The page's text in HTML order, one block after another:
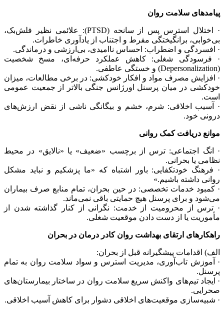
پیامدهای سلامت روان
· اختلال استرس پس از سانحه (PTSD): علائمی نظیر فلش‌بک،
بی‌خوابی، برانگیختگی مفرط و اجتناب از یادآوری خاطرات.
· افسردگی و اضطراب: احساس ناامیدی، بی‌ارزشی و درماندگی.
· فرسودگی شغلی: کاهش عملکرد حرفه‌ای، مسخ شخصیت
(Depersonalization) و خستگی عاطفی.
· افزایش مصرف مواد و افکار خودکشی: در برخی مطالعات، میزان
خودکشی در میان پرسنل اورژانس جنگی بالاتر از جمعیت عمومی
است.
· آسیب اخلاقی: شرم، خشم و بیگانگی ناشی از نقض ارزش‌های
درونی خود.
موانع دریافت کمک روانی
· انگ اجتماعی: ترس از برچسب «ضعیف» یا «نالایق» در محیط
نظامی یا بحرانی.
· فرهنگ خودتکفایی: باور اشتباه که «ما پزشکیم و نباید مشکل
روانی داشته باشیم.»
· کمبود خدمات تخصصی: در حین بحران، تمام منابع صرف بیماران
می‌شود و برای پرسنل هیچ حمایتی باقی نمی‌ماند.
· ترس از محرومیت از خدمت: نگرانی از کنار گذاشته شدن از
مأموریت یا از دست دادن موقعیت شغلی.
راهکارهای ارتقای بهداشت روان کادر درمان در بحران
الف) اقدامات پیشگیرانه قبل از بحران:
· آموزش تاب‌آوری، مدیریت استرس و سواد سلامت روان به تمام
پرسنل.
· ایجاد تیم‌های واکنش سریع سلامت روان در ساختار بیمارستان‌های
صحرایی.
· شبیه‌سازی موقعیت‌های اخلاقی دشوار برای کاهش آسیب اخلاقی.